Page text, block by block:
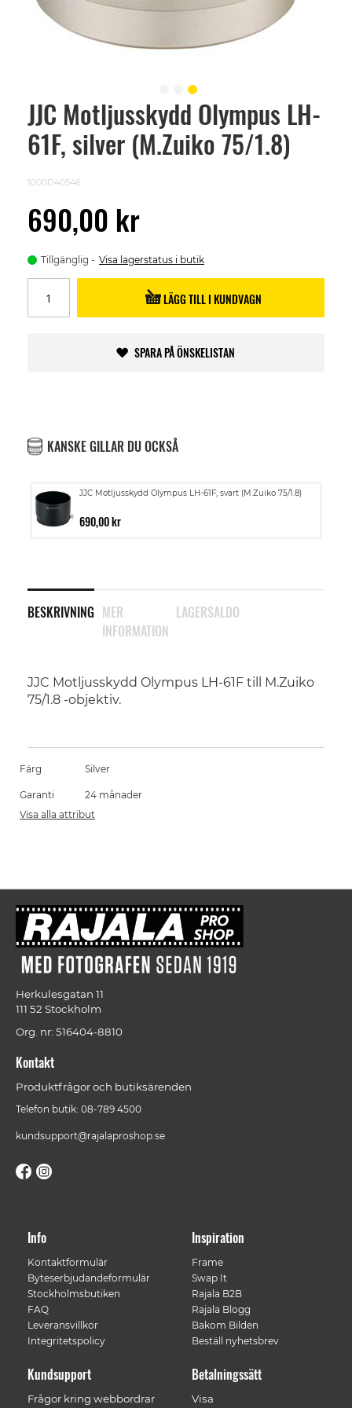
JJC Motljusskydd Olympus LH-
61F, silver (M.Zuiko 75/1.8)
1000D40546
690,00 kr
Tillgänglig Visa lagerstatus i butik
LÄGG TILL I KUNDVAGN
SPARA PÅ ÖNSKELISTAN
KANSKE GILLAR DU OCKSÅ
JJC Motljusskydd Olympus LH-61F, svart (M.Zuiko 75/1.8)
690,00 kr
BESKRIVNING
JJC Motljusskydd Olympus LH-61F till M.Zuiko
75/1.8 -objektiv.
MER
INFORMATION
LAGERSALDO
Skip
beginning
images
Färg Silver
Garanti
24 månader
Visa alla attribut
Herkulesgatan 11
111 52 Stockholm
Org. nr: 516404-8810
Kontakt
Produktfrågor och butiksärenden
Telefon butik: 08-789 4500
kundsupport@rajalaproshop.se
Info
Kontaktformulär
Byteserbjudandeformulär
Stockholmsbutiken
FAQ
Leveransvillkor
Integritetspolicy
Inspiration
Frame
Swap It
Rajala B2B
Rajala Blogg
Bakom Bilden
Beställ nyhetsbrev
Betalningssätt
Visa
Kundsupport
Frågor kring webbordrar